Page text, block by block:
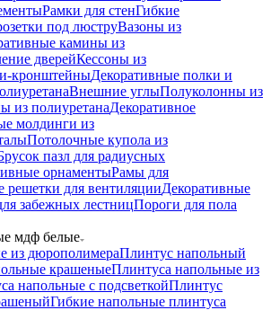
Рамки для стенГибкие
под люструВазоны из
камины из
дверейКессоны из
кронштейныДекоративные полки и
Внешние углыПолуколонны из
из полиуретанаДекоративное
молдинги из
Потолочные купола из
пазл для радиусных
орнаментыРамы для
решетки для вентиляцииДекоративные
забежных лестницПороги для пола
мдф белые
из дюрополимераПлинтус напольный
крашеныеПлинтуса напольные из
напольные с подсветкойПлинтус
Гибкие напольные плинтуса